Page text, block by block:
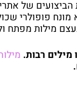
של
מילות מפתח
רבות.